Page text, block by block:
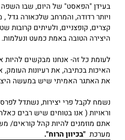
בעידן "הפאסט" של היום, שבו השפה
ויותר רדודה, והמרחב שלכאורה
קצרים, קופצניים, ולעיתים קרובות
היצירה הטובה באמת כמעט ונעלמות.
לעומת כל זה- אנחנו מבקשים
האיכות בכתיבה, את רעיונות העומק,
את האתגר האמיתי שיש במעשה
נשמח לקבל פרי יצירות, נשתדל
וראויות ( אנו בטוחים שיש רבים
אתם מוזמנים להיות קהל קוראים/
מערכת "בכיוון הרוח".